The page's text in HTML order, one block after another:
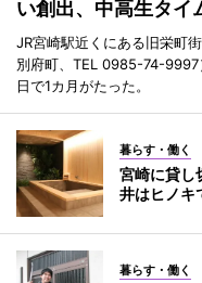
い創出、中高生タイ
JR宮崎駅近くにある旧栄町
別府町、TEL 0985-74-9997
日で1カ月がたった。
暮らす・働く
宮崎に貸
井はヒノキ
暮らす・働く